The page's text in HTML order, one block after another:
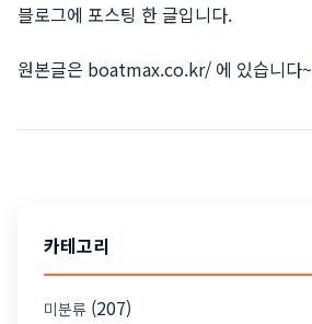
블로그에 포스팅 한 글입니다.
원본글은 boatmax.co.kr/ 에 있습니다~
카테고리
미분류 (207)